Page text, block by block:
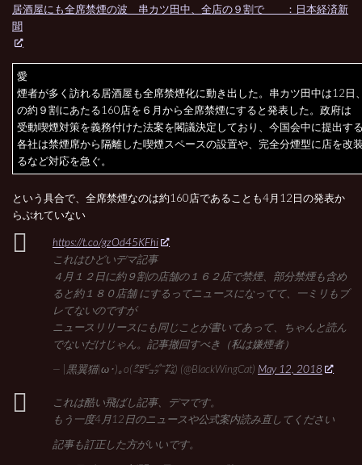
居酒屋にも全席禁煙の波 串カツ田中、全店の９割で ：日本経済新
聞
愛
煙者が多く訪れる居酒屋も全席禁煙化に動き出した。串カツ田中は12日
の約９割にあたる160店を６月から全席禁煙にすると発表した。政府は
受動喫煙対策を義務付けた法案を閣議決定しており、今国会中に提出す
各社は禁煙席から隔離した喫煙スペースの設置や、完全分煙型に店を改
るなど対応を急ぐ。
という具合で、全席禁煙なのは約160店であることも4月12日の発表か
らぶれていない
https://t.co/gzOd45KFhi
これはひどいデマ記事
４月１２日に約９割の店舗の１６２店で禁煙、部分禁煙も含め
ると約１８０店舗 にするってニュースになってて、一ミリもブ
レてないのですが
ニュースリリースにも同じことが書いてあって、ちゃんと読ん
でないだけじゃん。記事撤回すべき（私は嫌煙者）
— |黒翼猫|ω･)｡o(㌛㌰㌬㌠) (@BlackWingCat) May 12, 2018
これは酷い飛ばし記事、デマです。
もう一度4月12日のニュースや公式案内読み直してください
記事も訂正した方がいいです。